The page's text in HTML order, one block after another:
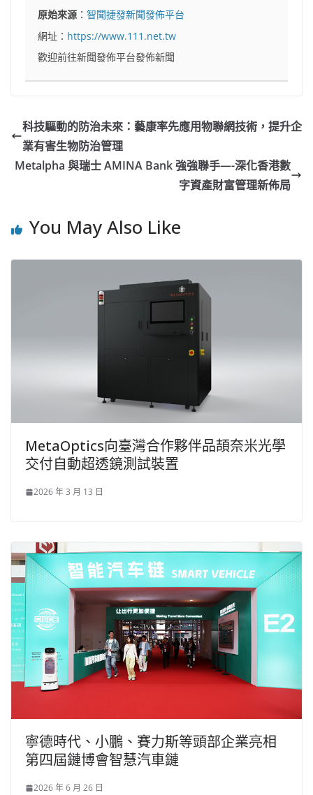
原始來源 ：智聞捷發新聞發佈平台
網址： https://www.111.net.tw
歡迎前往新聞發佈平台發佈新聞
科技驅動的防治未來：藝康率先應用物聯網技術，提升企
業有害生物防治管理
Metalpha 與瑞士 AMINA Bank 強強聯手—-深化香港數
字資產財富管理新佈局
You May Also Like
MetaOptics向臺灣合作夥伴品頡奈米光學
交付自動超透鏡測試裝置
2026 年 3 月 13 日
寧德時代、小鵬、賽力斯等頭部企業亮相
第四屆鏈博會智慧汽車鏈
2026 年 6 月 26 日